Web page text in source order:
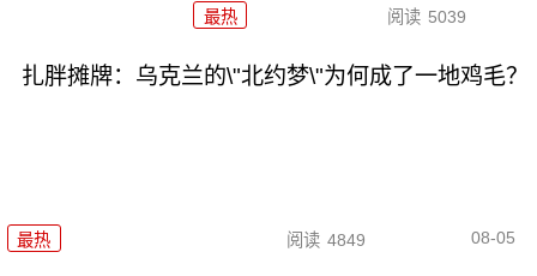
最热 阅读 5039
扎胖摊牌：乌克兰的\"北约梦\"为何成了一地鸡毛？
最热 阅读 4849 08-05